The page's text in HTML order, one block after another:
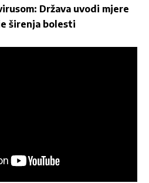
Država uvodi mjere
širenja bolesti